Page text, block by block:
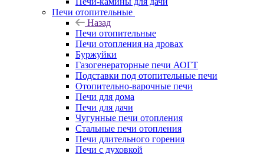
Печи отопительные
Назад
Печи отопительные
Печи отопления на дровах
Буржуйки
Газогенераторные печи АОГТ
Подставки под отопительные печи
Отопительно-варочные печи
Печи для дома
Печи для дачи
Чугунные печи отопления
Стальные печи отопления
Печи длительного горения
Печи с духовкой